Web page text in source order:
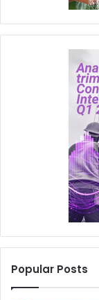
Popular Posts